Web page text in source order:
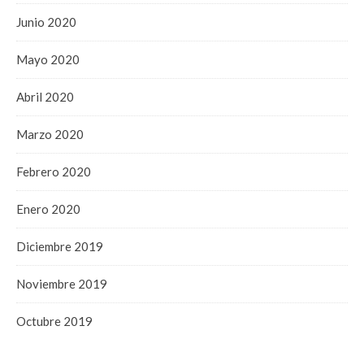
Junio 2020
Mayo 2020
Abril 2020
Marzo 2020
Febrero 2020
Enero 2020
Diciembre 2019
Noviembre 2019
Octubre 2019